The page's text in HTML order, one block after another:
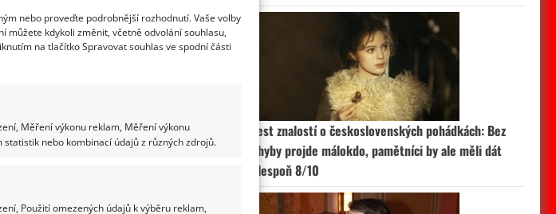
nebo proveďte podrobnější rozhodnutí. Vaše volby
můžete kdykoli změnit, včetně odvolání souhlasu,
na tlačítko Spravovat souhlas ve spodní části
Měření výkonu reklam, Měření výkonu
nebo kombinací údajů z různých zdrojů.
Použití omezených údajů k výběru reklam,
je pro ni největší
Test znalostí o československých pohádkách: Bez
chyby projde málokdo, pamětníci by ale měli dát
alespoň 8/10